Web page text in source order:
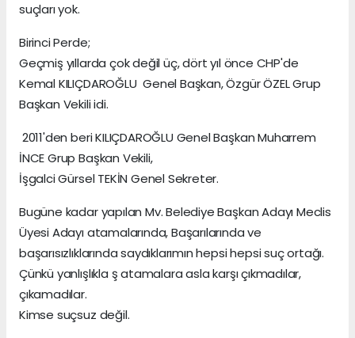
suçları yok.
Birinci Perde;
Geçmiş yıllarda çok değil üç, dört yıl önce CHP'de
Kemal KILIÇDAROĞLU Genel Başkan, Özgür ÖZEL Grup
Başkan Vekili idi.
2011'den beri KILIÇDAROĞLU Genel Başkan Muharrem
İNCE Grup Başkan Vekili,
İşgalci Gürsel TEKİN Genel Sekreter.
Bugüne kadar yapılan Mv. Belediye Başkan Adayı Meclis
Üyesi Adayı atamalarında, Başarılarında ve
başarısızlıklarında saydıklarımın hepsi hepsi suç ortağı.
Çünkü yanlışlıkla ş atamalara asla karşı çıkmadılar,
çıkamadılar.
Kimse suçsuz değil.